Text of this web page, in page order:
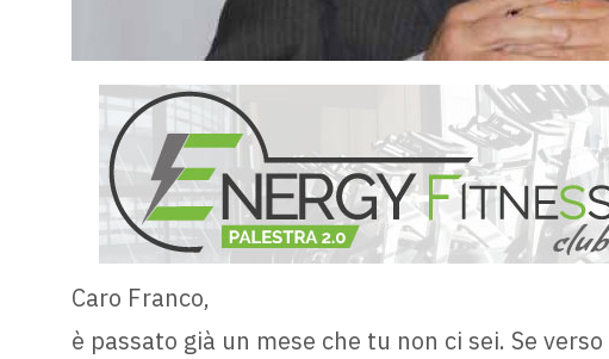
Caro Franco,
è passato già un mese che tu non ci sei. Se